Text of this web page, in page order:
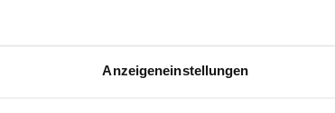
Anzeigeneinstellungen